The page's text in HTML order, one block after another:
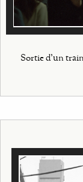
Sortie d'un